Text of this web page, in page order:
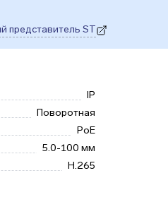
представитель ST
новой вкладке)
IP
Поворотная
PoE
5.0-100 мм
H.265